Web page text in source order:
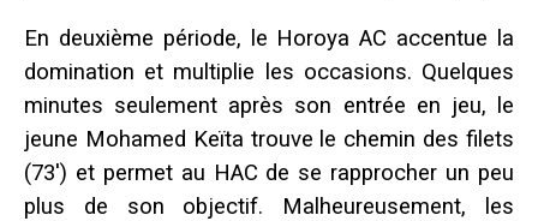
En deuxième période, le Horoya AC accentue la
domination et multiplie les occasions. Quelques
minutes seulement après son entrée en jeu, le
jeune Mohamed Keïta trouve le chemin des filets
(73′) et permet au HAC de se rapprocher un peu
plus de son objectif. Malheureusement, les